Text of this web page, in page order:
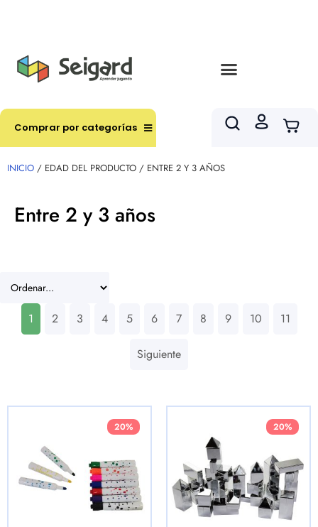
Comprar por categorías
INICIO / EDAD DEL PRODUCTO / ENTRE 2 Y 3 AÑOS
Entre 2 y 3 años
1 2 3 4 5 6 7 8 9 10 11
Siguiente
20% 20%